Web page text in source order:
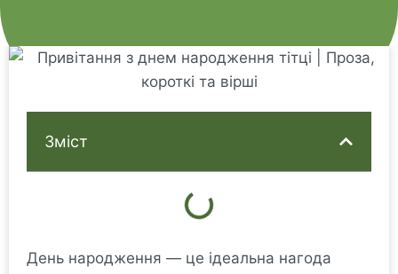
Зміст
День народження — це ідеальна нагода